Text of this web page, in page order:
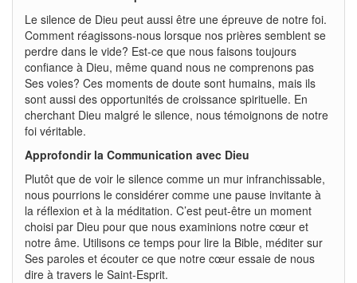
Le silence de Dieu peut aussi être une épreuve de notre foi.
Comment réagissons-nous lorsque nos prières semblent se
perdre dans le vide? Est-ce que nous faisons toujours
confiance à Dieu, même quand nous ne comprenons pas
Ses voies? Ces moments de doute sont humains, mais ils
sont aussi des opportunités de croissance spirituelle. En
cherchant Dieu malgré le silence, nous témoignons de notre
foi véritable.
Approfondir la Communication avec Dieu
Plutôt que de voir le silence comme un mur infranchissable,
nous pourrions le considérer comme une pause invitante à
la réflexion et à la méditation. C’est peut-être un moment
choisi par Dieu pour que nous examinions notre cœur et
notre âme. Utilisons ce temps pour lire la Bible, méditer sur
Ses paroles et écouter ce que notre cœur essaie de nous
dire à travers le Saint-Esprit.